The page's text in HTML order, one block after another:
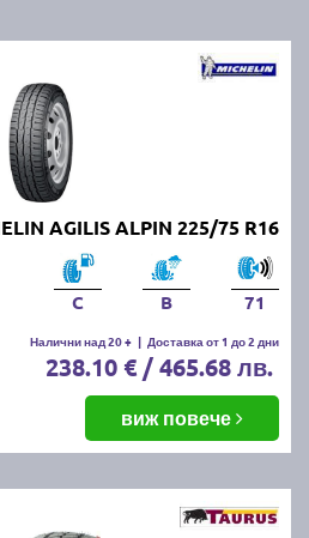
AGILIS ALPIN 225/75 R16
C B 71
Налични над 20 + | Доставка от 1 до 2 дни
238.10 € / 465.68 лв.
виж повече